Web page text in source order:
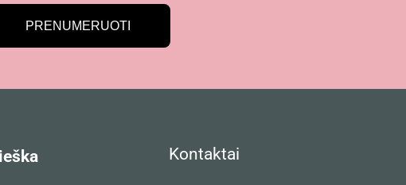
PRENUMERUOTI
Kontaktai